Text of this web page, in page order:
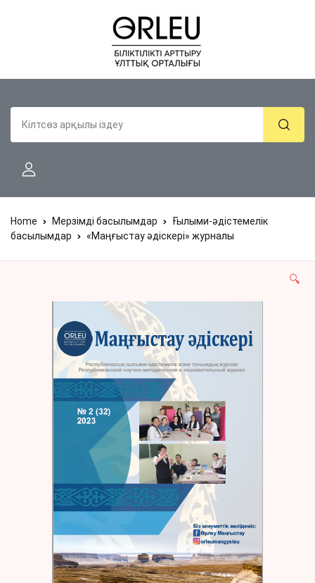
Home Мерзімді басылымдар
Ғылыми-әдістемелік
басылымдар
«Маңғыстау әдіскері» журналы
🔍